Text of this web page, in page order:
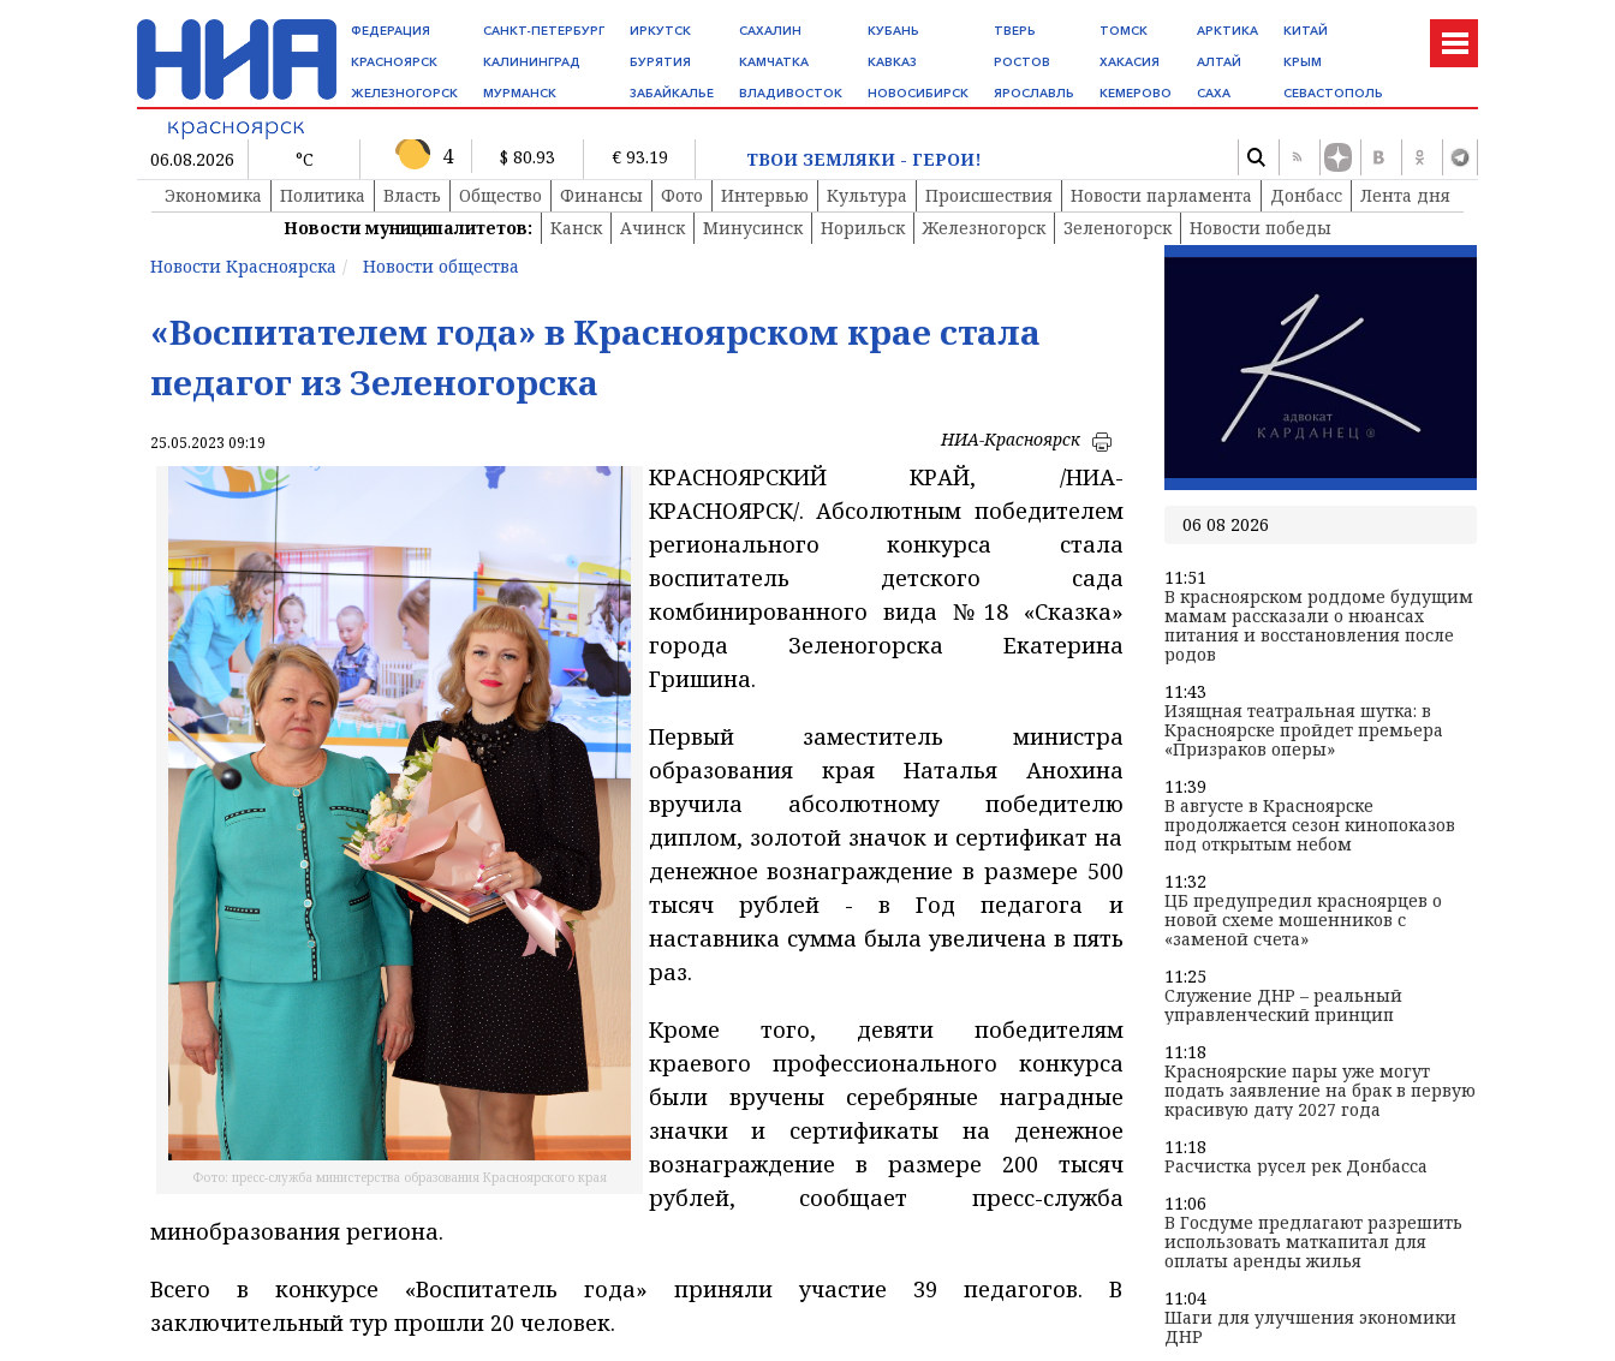
ФЕДЕРАЦИЯ
КРАСНОЯРСК
ЖЕЛЕЗНОГОРСК
САНКТ-ПЕТЕРБУРГ
КАЛИНИНГРАД
МУРМАНСК
ИРКУТСК
БУРЯТИЯ
ЗАБАЙКАЛЬЕ
САХАЛИН
КАМЧАТКА
ВЛАДИВОСТОК
КУБАНЬ
КАВКАЗ
НОВОСИБИРСК
ТВЕРЬ
РОСТОВ
ЯРОСЛАВЛЬ
ТОМСК
ХАКАСИЯ
КЕМЕРОВО
АРКТИКА
АЛТАЙ
САХА
КИТАЙ
КРЫМ
СЕВАСТОПОЛЬ
06.08.2026 °C 4 $ 80.93 € 93.19
ТВОИ ЗЕМЛЯКИ - ГЕРОИ!
Экономика
Политика Власть Общество Финансы Фото Интервью Культура Происшествия Новости парламента Донбасс
Лента дня
Новости муниципалитетов:
Канск Ачинск Минусинск Норильск Железногорск Зеленогорск
Новости победы
Новости Красноярска
Новости общества
«Воспитателем года» в Красноярском крае стала
педагог из Зеленогорска
25.05.2023 09:19 НИА-Красноярск
Фото: пресс-служба министерства образования Красноярского края
КРАСНОЯРСКИЙ КРАЙ, /НИА-
КРАСНОЯРСК/. Абсолютным победителем
регионального конкурса стала
воспитатель детского сада
комбинированного вида №18 «Сказка»
города Зеленогорска Екатерина
Гришина.
Первый заместитель министра
образования края Наталья Анохина
вручила абсолютному победителю
диплом, золотой значок и сертификат на
денежное вознаграждение в размере 500
тысяч рублей - в Год педагога и
наставника сумма была увеличена в пять
раз.
Кроме того, девяти победителям
краевого профессионального конкурса
были вручены серебряные наградные
значки и сертификаты на денежное
вознаграждение в размере 200 тысяч
рублей, сообщает пресс-служба
минобразования региона.
Всего в конкурсе «Воспитатель года» приняли участие 39 педагогов. В
заключительный тур прошли 20 человек.
06 08 2026
11:51
В красноярском роддоме будущим
мамам рассказали о нюансах
питания и восстановления после
родов
11:43
Изящная театральная шутка: в
Красноярске пройдет премьера
«Призраков оперы»
11:39
В августе в Красноярске
продолжается сезон кинопоказов
под открытым небом
11:32
ЦБ предупредил красноярцев о
новой схеме мошенников с
«заменой счета»
11:25
Служение ДНР – реальный
управленческий принцип
11:18
Красноярские пары уже могут
подать заявление на брак в первую
красивую дату 2027 года
11:18
Расчистка русел рек Донбасса
11:06
В Госдуме предлагают разрешить
использовать маткапитал для
оплаты аренды жилья
11:04
Шаги для улучшения экономики
ДНР